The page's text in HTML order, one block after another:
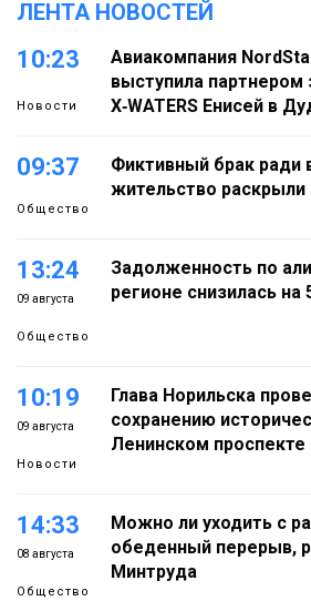
ЛЕНТА НОВОСТЕЙ
10:23
Новости
Авиакомпания
выступила партнером
X‑WATERS Енисей в
09:37
Общество
Фиктивный брак ради
жительство раскрыли
13:24
09 августа
Общество
Задолженность по
регионе снизилась на
10:19
09 августа
Новости
Глава Норильска
сохранению
Ленинском проспекте
14:33
08 августа
Общество
Можно ли уходить с
обеденный перерыв,
Минтруда